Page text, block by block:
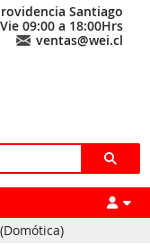
Santiago
09:00 a 18:00Hrs
ventas@wei.cl